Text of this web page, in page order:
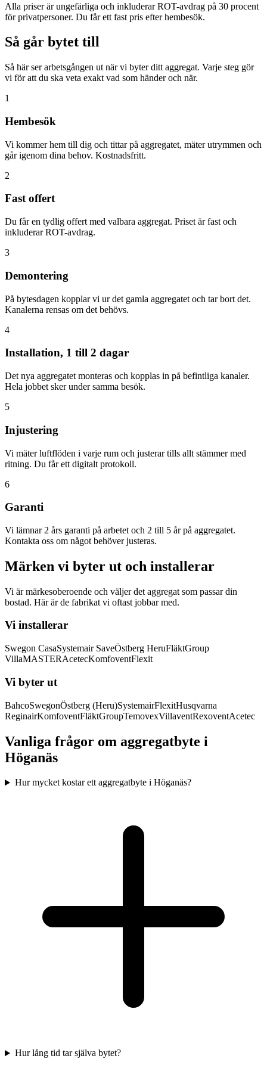
Alla priser är ungefärliga och inkluderar ROT-avdrag på 30 procent
för privatpersoner. Du får ett fast pris efter hembesök.
Så går bytet till
Så här ser arbetsgången ut när vi byter ditt aggregat. Varje steg gör
vi för att du ska veta exakt vad som händer och när.
1
Hembesök
Vi kommer hem till dig och tittar på aggregatet, mäter utrymmen och
går igenom dina behov. Kostnadsfritt.
2
Fast offert
Du får en tydlig offert med valbara aggregat. Priset är fast och
inkluderar ROT-avdrag.
3
Demontering
På bytesdagen kopplar vi ur det gamla aggregatet och tar bort det.
Kanalerna rensas om det behövs.
4
Installation, 1 till 2 dagar
Det nya aggregatet monteras och kopplas in på befintliga kanaler.
Hela jobbet sker under samma besök.
5
Injustering
Vi mäter luftflöden i varje rum och justerar tills allt stämmer med
ritning. Du får ett digitalt protokoll.
6
Garanti
Vi lämnar 2 års garanti på arbetet och 2 till 5 år på aggregatet.
Kontakta oss om något behöver justeras.
Märken vi byter ut och installerar
Vi är märkesoberoende och väljer det aggregat som passar din
bostad. Här är de fabrikat vi oftast jobbar med.
Vi installerar
Swegon CasaSystemair SaveÖstberg HeruFläktGroup
VillaMASTERAcetecKomfoventFlexit
Vi byter ut
BahcoSwegonÖstberg (Heru)SystemairFlexitHusqvarna
ReginairKomfoventFläktGroupTemovexVillaventRexoventAcetec
Vanliga frågor om aggregatbyte i
Höganäs
Hur mycket kostar ett aggregatbyte i Höganäs?
Hur lång tid tar själva bytet?